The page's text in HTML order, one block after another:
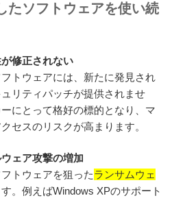
update-guide/en-US/advisory/CVE-
update-guide/en-US/advisory/CVE-
update-guide/en-US/advisory/CVE-
update-guide/en-US/advisory/CVE-
たソフトウェアを使い続
修正されない
トウェアには、新たに発見され
リティパッチが提供されませ
にとって格好の標的となり、マ
セスのリスクが高まります。
ェア攻撃の増加
トウェアを狙ったランサムウェ
。例えばWindows XPのサポート